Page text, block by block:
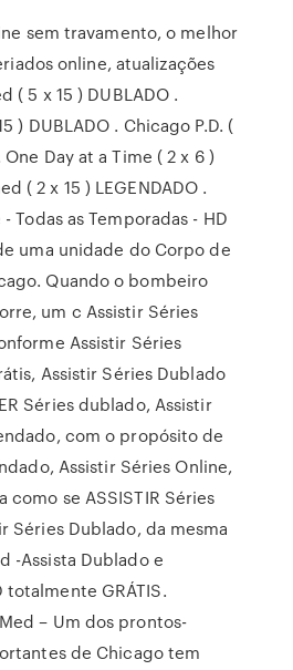
sem travamento, o melhor
online, atualizações
( 5 x 15 ) DUBLADO .
) DUBLADO . Chicago P.D. (
One Day at a Time ( 2 x 6 )
( 2 x 15 ) LEGENDADO .
Todas as Temporadas - HD
uma unidade do Corpo de
Quando o bombeiro
um c Assistir Séries
Assistir Séries
Assistir Séries Dublado
Séries dublado, Assistir
com o propósito de
Assistir Séries Online,
se ASSISTIR Séries
Séries Dublado, da mesma
-Assista Dublado e
GRÁTIS.
– Um dos prontos-
de Chicago tem